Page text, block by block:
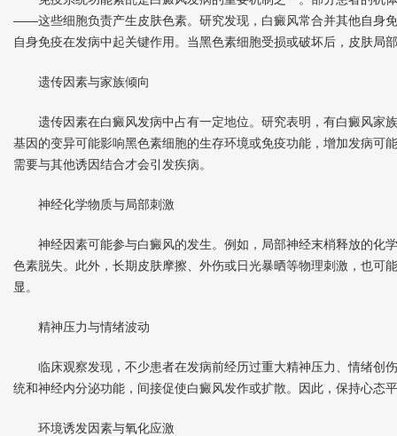
——这些细胞负责产生皮肤色素。研究发现，白癜风常合并其他自身
自身免疫在发病中起关键作用。当黑色素细胞受损或破坏后，皮肤局
遗传因素与家族倾向
遗传因素在白癜风发病中占有一定地位。研究表明，有白癜风家
基因的变异可能影响黑色素细胞的生存环境或免疫功能，增加发病可
需要与其他诱因结合才会引发疾病。
神经化学物质与局部刺激
神经因素可能参与白癜风的发生。例如，局部神经末梢释放的化
色素脱失。此外，长期皮肤摩擦、外伤或日光暴晒等物理刺激，也可
显。
精神压力与情绪波动
临床观察发现，不少患者在发病前经历过重大精神压力、情绪创
统和神经内分泌功能，间接促使白癜风发作或扩散。因此，保持心态
环境诱发因素与氧化应激